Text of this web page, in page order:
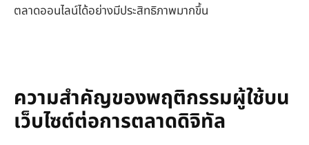
ตลาดออนไลน์ได้อย่างมีประสิทธิภาพมากขึ้น
ความสำคัญของพฤติกรรมผู้ใช้บน
เว็บไซต์ต่อการตลาดดิจิทัล